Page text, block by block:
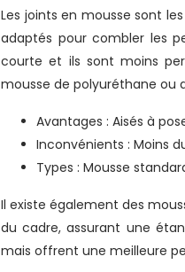
Les joints en mousse sont
adaptés pour combler les
courte et ils sont moins
mousse de polyuréthane ou
Avantages : Aisés à
Inconvénients : Moins
Types : Mousse
Il existe également des
du cadre, assurant une
mais offrent une meilleure